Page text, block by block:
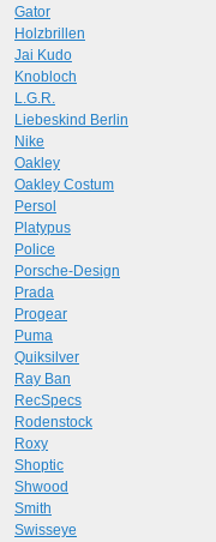
Gator
Holzbrillen
Jai Kudo
Knobloch
L.G.R.
Liebeskind Berlin
Nike
Oakley
Oakley Costum
Persol
Platypus
Police
Porsche-Design
Prada
Progear
Puma
Quiksilver
Ray Ban
RecSpecs
Rodenstock
Roxy
Shoptic
Shwood
Smith
Swisseye